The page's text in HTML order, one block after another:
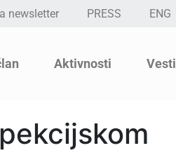
newsletter PRESS ENG
Aktivnosti Vesti